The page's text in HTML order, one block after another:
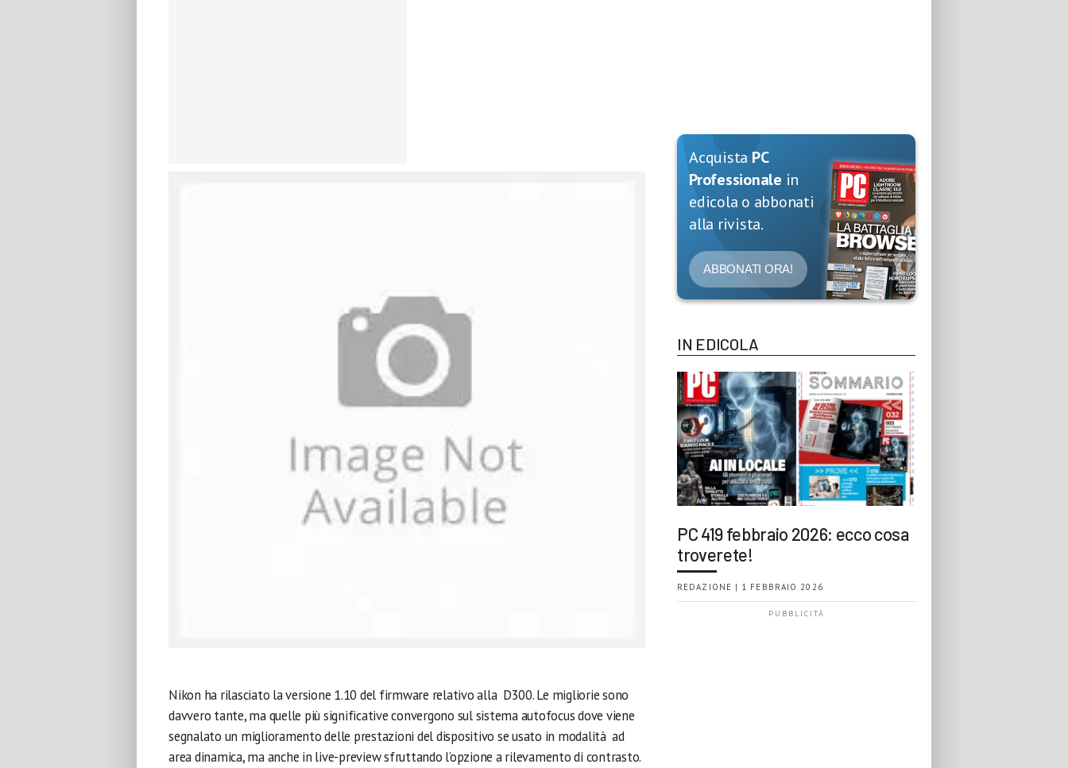
Nikon ha rilasciato la versione 1.10 del firmware relativo alla D300. Le migliorie sono
davvero tante, ma quelle più significative convergono sul sistema autofocus dove viene
segnalato un miglioramento delle prestazioni del dispositivo se usato in modalità ad
area dinamica, ma anche in live-preview sfruttando l’opzione a rilevamento di contrasto.
Acquista PC
Professionale in
edicola o abbonati
alla rivista.
ABBONATI ORA!
IN EDICOLA
PC 419 febbraio 2026: ecco cosa
troverete!
REDAZIONE | 1 FEBBRAIO 2026